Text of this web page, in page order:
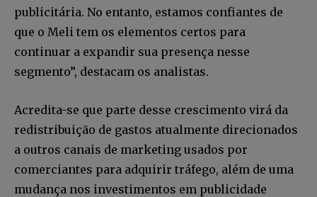
publicitária. No entanto, estamos confiantes de
que o Meli tem os elementos certos para
continuar a expandir sua presença nesse
segmento”, destacam os analistas.
Acredita-se que parte desse crescimento virá da
redistribuição de gastos atualmente direcionados
a outros canais de marketing usados por
comerciantes para adquirir tráfego, além de uma
mudança nos investimentos em publicidade